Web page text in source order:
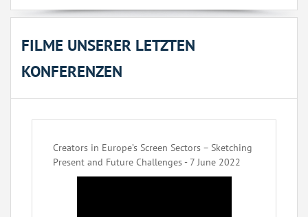
FILME UNSERER LETZTEN
KONFERENZEN
Creators in Europe’s Screen Sectors – Sketching
Present and Future Challenges - 7 June 2022